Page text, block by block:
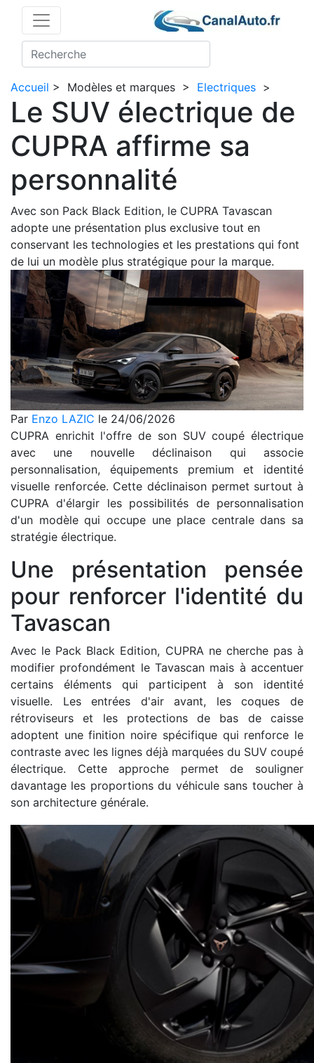
Accueil > Modèles et marques > Electriques >
Le SUV électrique de
CUPRA affirme sa
personnalité
Avec son Pack Black Edition, le CUPRA Tavascan
adopte une présentation plus exclusive tout en
conservant les technologies et les prestations qui font
de lui un modèle plus stratégique pour la marque.
Par Enzo LAZIC le 24/06/2026
CUPRA enrichit l'offre de son SUV coupé électrique
avec une nouvelle déclinaison qui associe
personnalisation, équipements premium et identité
visuelle renforcée. Cette déclinaison permet surtout à
CUPRA d'élargir les possibilités de personnalisation
d'un modèle qui occupe une place centrale dans sa
stratégie électrique.
Une présentation pensée
pour renforcer l'identité du
Tavascan
Avec le Pack Black Edition, CUPRA ne cherche pas à
modifier profondément le Tavascan mais à accentuer
certains éléments qui participent à son identité
visuelle. Les entrées d'air avant, les coques de
rétroviseurs et les protections de bas de caisse
adoptent une finition noire spécifique qui renforce le
contraste avec les lignes déjà marquées du SUV coupé
électrique. Cette approche permet de souligner
davantage les proportions du véhicule sans toucher à
son architecture générale.